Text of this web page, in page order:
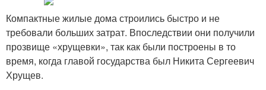
Компактные жилые дома строились быстро и не
требовали больших затрат. Впоследствии они получили
прозвище «хрущевки», так как были построены в то
время, когда главой государства был Никита Сергеевич
Хрущев.